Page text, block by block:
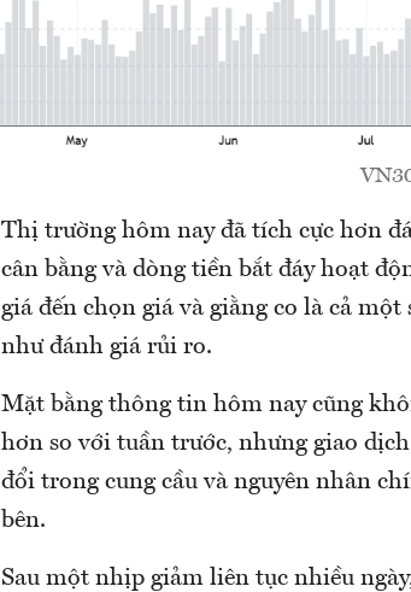
Thị trường hôm nay đã tích cực hơn
cân bằng và dòng tiền bắt đáy hoạt
giá đến chọn giá và giằng co là cả
như đánh giá rủi ro.
Mặt bằng thông tin hôm nay cũng
hơn so với tuần trước, nhưng giao
đổi trong cung cầu và nguyên nhân
bên.
Sau một nhịp giảm liên tục nhiều